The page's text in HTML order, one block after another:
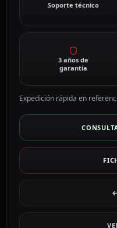
Soporte técnico
3 años de
garantía
Expedición rápida en